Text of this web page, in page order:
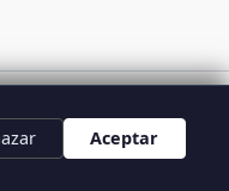
Aceptar